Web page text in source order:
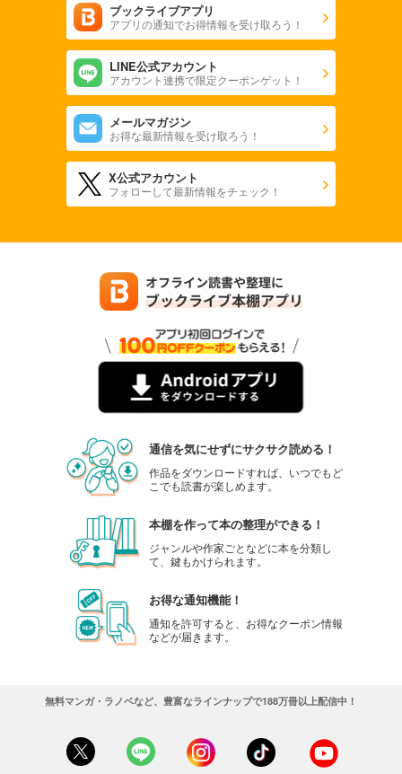
ブックライブアプリ
アプリの通知でお得情報を受け取ろう！
LINE公式アカウント
アカウント連携で限定クーポンゲット！
メールマガジン
お得な最新情報を受け取ろう！
X公式アカウント
フォローして最新情報をチェック！
通信を気にせずにサクサク読める！
作品をダウンロードすれば、いつでもど
こでも読書が楽しめます。
本棚を作って本の整理ができる！
ジャンルや作家ごとなどに本を分類し
て、鍵もかけられます。
お得な通知機能！
通知を許可すると、お得なクーポン情報
などが届きます。
無料マンガ・ラノベなど、豊富なラインナップで188万冊以上配信中！